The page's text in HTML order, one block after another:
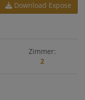
Download Expose
Zimmer
2